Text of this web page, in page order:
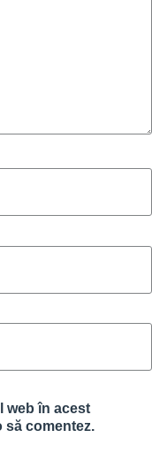
web în acest
să comentez.